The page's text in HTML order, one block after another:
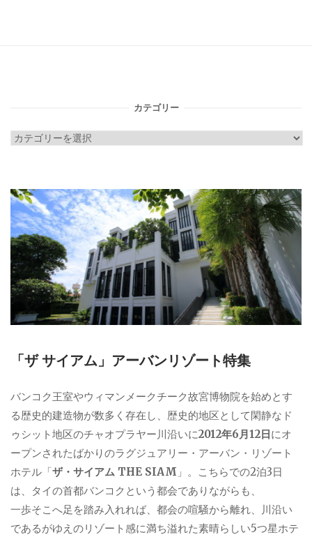
カテゴリー
カ
リ
ー
「ザ サイアム」アーバンリゾート特集
バンコク王室やウィマンメークチーク故宮博物院を始めとす
る歴史的建造物が数多く存在し、歴史的地区として閑静なド
ゥシット地区のチャオプラヤー川沿いに2012年6月12日にオ
ープンされたばかりのラグジュアリー・アーバン・リゾート
ホテル「ザ・サイアム THE SIAM 」。こちらでの2泊3日
は、タイの首都バンコクという都会でありながらも、
一歩そこへ足を踏み入れれば、都会の喧騒から離れ、川沿い
であるがゆえのリゾート感に満ち溢れた素晴らしい5つ星ホテ